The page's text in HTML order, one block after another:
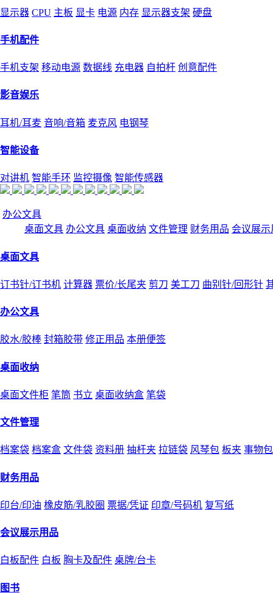
显示器 CPU 主板 显卡 电源 内存 显示器支架 硬盘
手机配件
手机支架 移动电源 数据线 充电器 自拍杆 创意配件
影音娱乐
耳机/耳麦 音响/音箱 麦克风 电钢琴
智能设备
对讲机 智能手环 监控摄像 智能传感器
办公文具
桌面文具 办公文具 桌面收纳 文件管理 财务用品 会议展示
桌面文具
订书针/订书机 计算器 票价/长尾夹 剪刀 美工刀 曲别针/回形针
办公文具
胶水/胶棒 封箱胶带 修正用品 本册便签
桌面收纳
桌面文件柜 笔筒 书立 桌面收纳盒 笔袋
文件管理
档案袋 档案盒 文件袋 资料册 抽杆夹 拉链袋 风琴包 板夹 事物包
财务用品
印台/印油 橡皮筋/乳胶圈 票据/凭证 印章/号码机 复写纸
会议展示用品
白板配件 白板 胸卡及配件 桌牌/台卡
图书